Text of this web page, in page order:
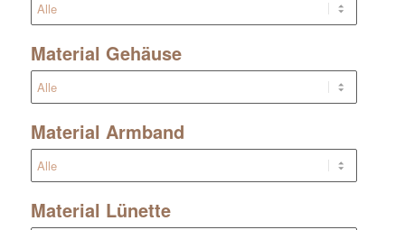
Material Gehäuse
Material Armband
Material Lünette